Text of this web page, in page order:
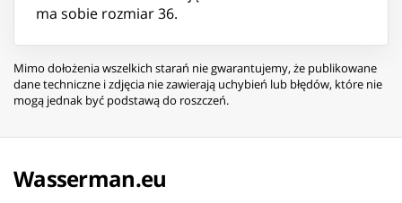
ma sobie rozmiar 36.
Mimo dołożenia wszelkich starań nie gwarantujemy, że publikowane
dane techniczne i zdjęcia nie zawierają uchybień lub błędów, które nie
mogą jednak być podstawą do roszczeń.
Wasserman.eu